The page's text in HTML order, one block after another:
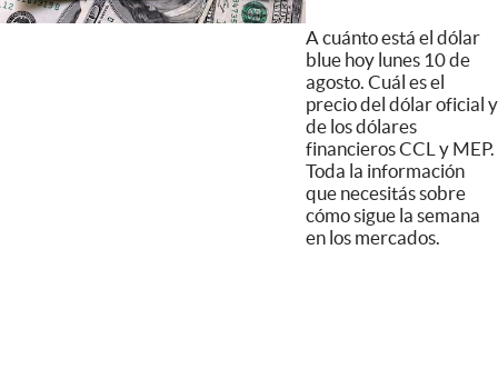
A cuánto está el dólar
blue hoy lunes 10 de
agosto. Cuál es el
precio del dólar oficial y
de los dólares
financieros CCL y MEP.
Toda la información
que necesitás sobre
cómo sigue la semana
en los mercados.